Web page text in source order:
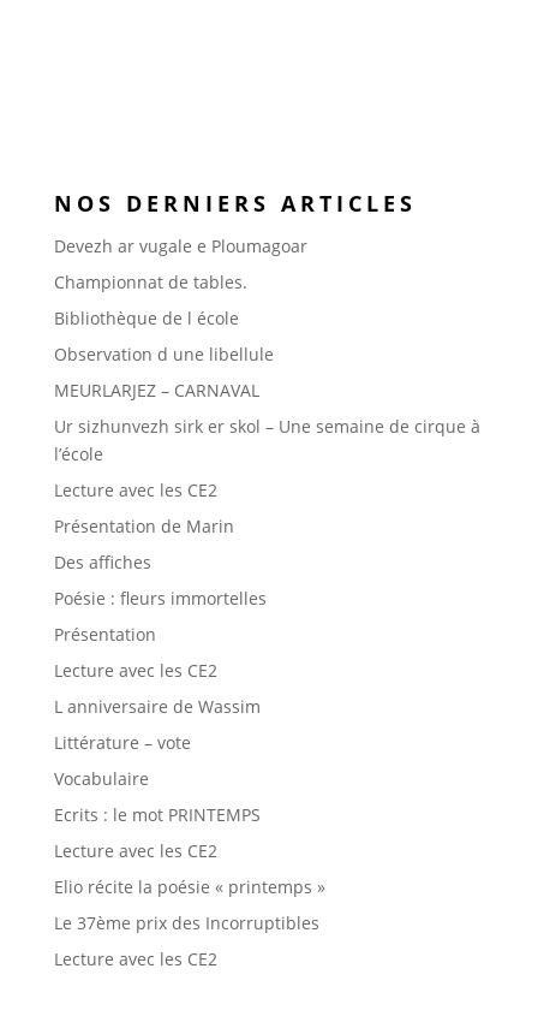
NOS DERNIERS ARTICLES
Devezh ar vugale e Ploumagoar
Championnat de tables.
Bibliothèque de l école
Observation d une libellule
MEURLARJEZ – CARNAVAL
Ur sizhunvezh sirk er skol – Une semaine de cirque à
l’école
Lecture avec les CE2
Présentation de Marin
Des affiches
Poésie : fleurs immortelles
Présentation
Lecture avec les CE2
L anniversaire de Wassim
Littérature – vote
Vocabulaire
Ecrits : le mot PRINTEMPS
Lecture avec les CE2
Elio récite la poésie « printemps »
Le 37ème prix des Incorruptibles
Lecture avec les CE2